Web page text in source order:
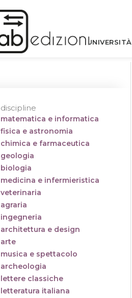
UNIVERSITÀ
discipline
matematica e informatica
fisica e astronomia
chimica e farmaceutica
geologia
biologia
medicina e infermieristica
veterinaria
agraria
ingegneria
architettura e design
arte
musica e spettacolo
archeologia
lettere classiche
letteratura italiana